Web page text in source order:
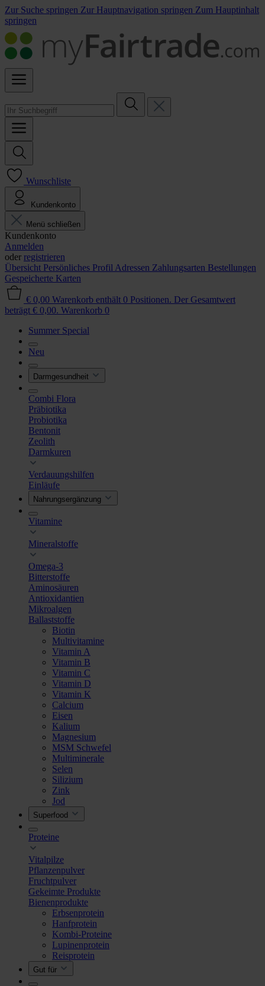
Zur Suche springen Zur Hauptnavigation springen Zum Hauptinhalt
springen
Wunschliste
Kundenkonto
Menü schließen
Kundenkonto
Anmelden
oder registrieren
Übersicht Persönliches Profil Adressen Zahlungsarten Bestellungen
Gespeicherte Karten
€ 0,00 Warenkorb enthält 0 Positionen. Der Gesamtwert
beträgt € 0,00. Warenkorb 0
Summer Special
Neu
Darmgesundheit
Combi Flora
Präbiotika
Probiotika
Bentonit
Zeolith
Darmkuren
Verdauungshilfen
Einläufe
Nahrungsergänzung
Vitamine
Mineralstoffe
Omega-3
Bitterstoffe
Aminosäuren
Antioxidantien
Mikroalgen
Ballaststoffe
Biotin
Multivitamine
Vitamin A
Vitamin B
Vitamin C
Vitamin D
Vitamin K
Calcium
Eisen
Kalium
Magnesium
MSM Schwefel
Multiminerale
Selen
Silizium
Zink
Jod
Superfood
Proteine
Vitalpilze
Pflanzenpulver
Fruchtpulver
Gekeimte Produkte
Bienenprodukte
Erbsenprotein
Hanfprotein
Kombi-Proteine
Lupinenprotein
Reisprotein
Gut für